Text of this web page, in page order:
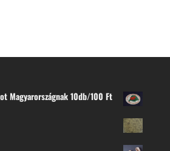
Magyarországnak 10db/100 Ft